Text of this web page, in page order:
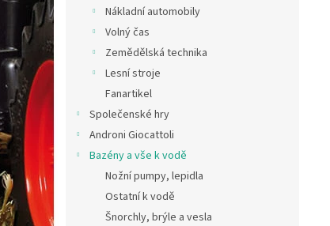
Nákladní automobily
Volný čas
Zemědělská technika
Lesní stroje
Fanartikel
Společenské hry
Androni Giocattoli
Bazény a vše k vodě
Nožní pumpy, lepidla
Ostatní k vodě
Šnorchly, brýle a vesla